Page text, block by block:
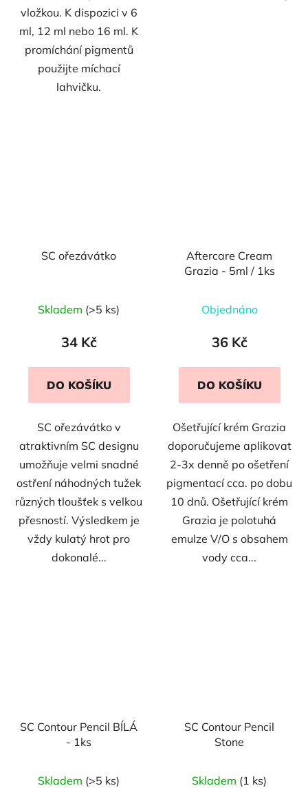
vložkou. K dispozici v 6
ml, 12 ml nebo 16 ml. K
promíchání pigmentů
použijte míchací
lahvičku.
SC ořezávátko
Skladem (>5 ks)
34 Kč
DO KOŠÍKU
SC ořezávátko v
atraktivním SC designu
umožňuje velmi snadné
ostření náhodných tužek
různých tloušťek s velkou
přesností. Výsledkem je
vždy kulatý hrot pro
dokonalé...
Aftercare Cream
Grazia - 5ml / 1ks
Objednáno
36 Kč
DO KOŠÍKU
Ošetřující krém Grazia
doporučujeme aplikovat
2-3x denně po ošetření
pigmentací cca. po dobu
10 dnů. Ošetřující krém
Grazia je polotuhá
emulze V/O s obsahem
vody cca...
SC Contour Pencil BÍLÁ
- 1ks
Skladem (>5 ks)
SC Contour Pencil
Stone
Skladem (1 ks)